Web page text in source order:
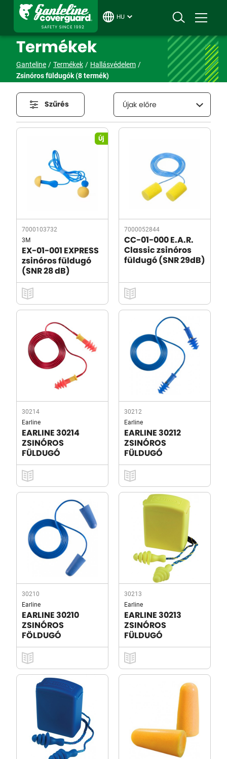
HU
Termékek
Ganteline Termékek
Hallásvédelem
Zsinóros füldugók(8 termék)
Szűrés Újak előre
Új
7000103732
3M
EX-01-001 EXPRESS
zsinóros füldugó
(SNR 28 dB)
7000052844
CC-01-000 E.A.R.
Classic zsinóros
füldugó (SNR 29dB)
30214
Earline
EARLINE 30214
ZSINÓROS
FÜLDUGÓ
30212
Earline
EARLINE 30212
ZSINÓROS
FÜLDUGÓ
30210
Earline
EARLINE 30210
ZSINÓROS
FÖLDUGÓ
30213
Earline
EARLINE 30213
ZSINÓROS
FÜLDUGÓ